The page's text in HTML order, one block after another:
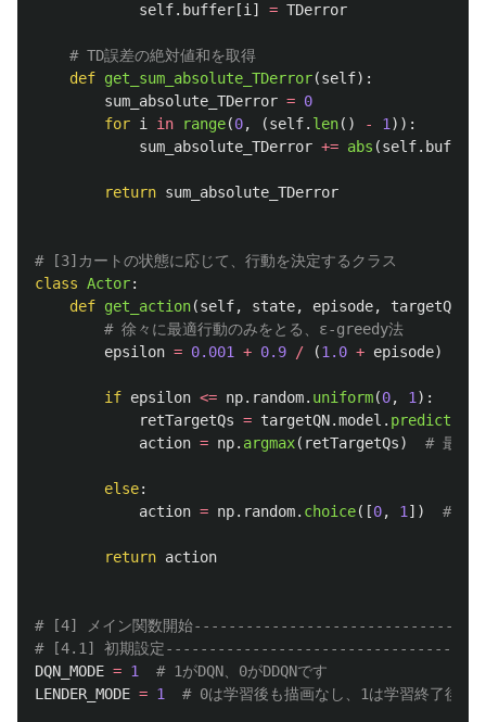
self. buffer [i] = TDerror
def get_sum_absolute_TDerror(self):
sum_absolute_TDerror = 0
for i in range(0, (self. len() - 1)):
sum_absolute_TDerror += abs (self. buffer
return sum_absolute_TDerror
class Actor:
def get_action(self, state, episode, targetQN
epsilon = 0.001 + 0.9 / (1.0 + episode)
if epsilon <= np. random. uniform(0, 1):
retTargetQs = targetQN.model . predict
action = np. argmax( retTargetQs)
else:
action = np. random. choice([0, 1])
return action
# [4] メイン関数開始
DQN_MODE = 1
LENDER_MODE = 1